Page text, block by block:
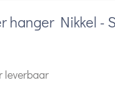
hanger Nikkel -
leverbaar